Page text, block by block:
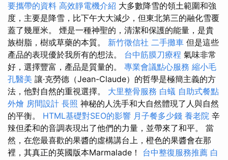
要攜帶的資料 高效靜電機介紹 大多數降雪的領土範圍和強
度，主要是降雪，比下午大大減少，但東北第三的融化雪覆
蓋了幾厘米。 煙是一種神聖的，清潔和保護的能量，是貴
族樹脂，樹或草藥的本質。 新竹徵信社 二手攤車 但是這些
產品的表現優於我所有的想法。 台中筋膜刀療程 氣味非常
好，選擇豐富，產品是質量的。 專業會議點心服務 縮小毛
孔醫美 讓·克勞德（Jean-Claude）的哲學是極簡主義的方
法，他對自然的重視選擇。 大里整骨服務 白蟻 自助式餐點
外燴 房間設計 長照 神秘的人洗手和大自然體現了人與自然
的平衡。 HTML基礎對SEO的影響 月子餐多少錢 養老院 辛
辣但柔和的音調表現出了他們的力量，並帶來了和平。 當
然，在您最喜歡的果醬的虛構講台上，橙色的果醬會在那
裡，其真正的英國版本Marmalade！ 台中整復服務推薦 白